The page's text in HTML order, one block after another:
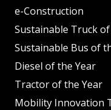
e-Construction
Sustainable Truck
Sustainable Bus of
Diesel of the Year
Tractor of the Year
Mobility Innovation